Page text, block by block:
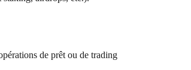
de prêt ou de trading